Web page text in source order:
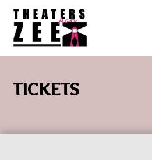
TICKETS